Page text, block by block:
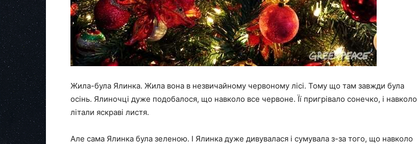
Жила-була Ялинка. Жила вона в незвичайному червоному лісі. Тому що там завжди була
осінь. Ялиночці дуже подобалося, що навколо все червоне. Її пригрівало сонечко, і навколо
літали яскраві листя.
Але сама Ялинка була зеленою. І Ялинка дуже дивувалася і сумувала з-за того, що навколо